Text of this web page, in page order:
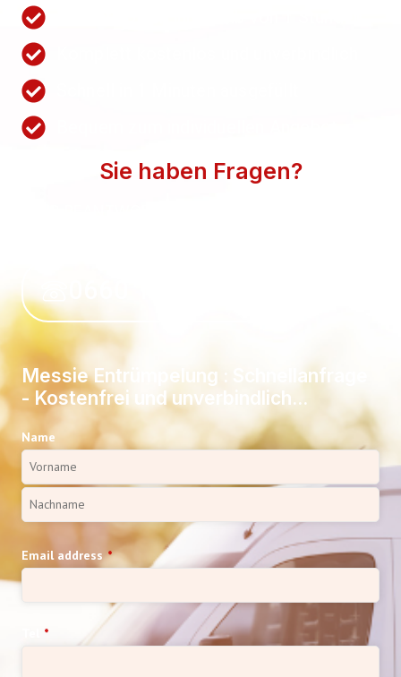
Sie haben Fragen?
Messie Entrümpelung : Schnellanfrage
- Kostenfrei und unverbindlich...
Name
Email address *
*